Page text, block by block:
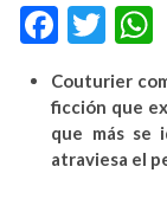
F
ac
e
b
o
T
w
itt
er
Couturier
ficción que
que más se
atraviesa el